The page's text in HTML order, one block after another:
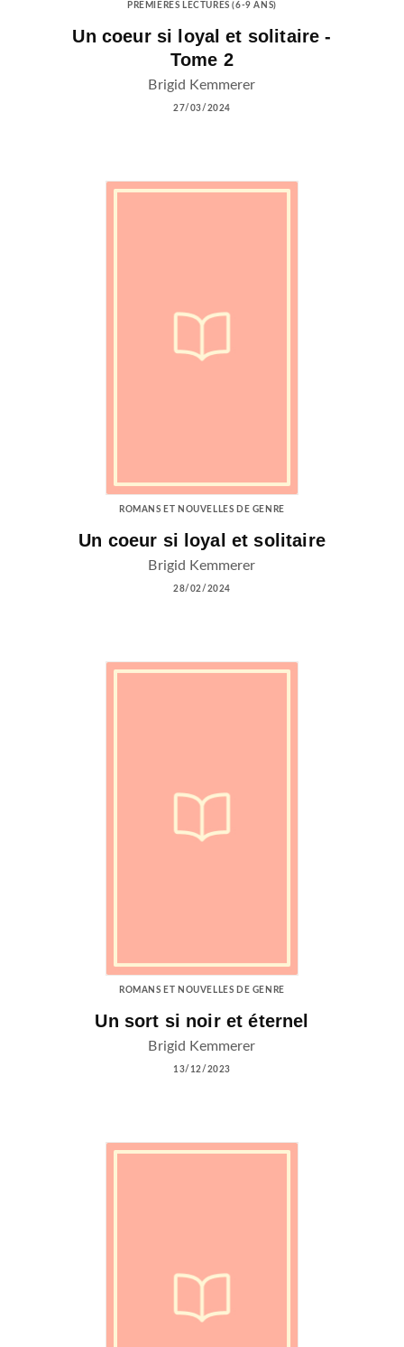
PREMIÈRES LECTURES (6-9 ANS)
Un coeur si loyal et solitaire -
Tome 2
Brigid Kemmerer
27/03/2024
ROMANS ET NOUVELLES DE GENRE
Un coeur si loyal et solitaire
Brigid Kemmerer
28/02/2024
ROMANS ET NOUVELLES DE GENRE
Un sort si noir et éternel
Brigid Kemmerer
13/12/2023